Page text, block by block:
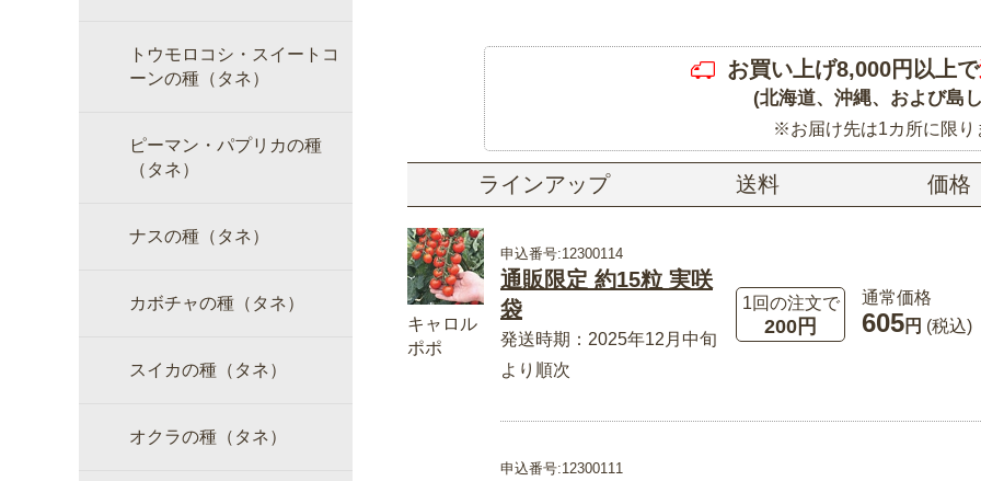
トウモロコシ・スイートコ
ーンの種（タネ）
ピーマン・パプリカの種
（タネ）
ナスの種（タネ）
カボチャの種（タネ）
スイカの種（タネ）
オクラの種（タネ）
お買い上げ8,000円以上で
(北海道、沖縄、および島
※お届け先は1カ所に限り
ラインアップ 送料 価格
キャロル
ポポ
申込番号:12300114
通販限定 約15粒 実咲
袋
発送時期：2025年12月中旬
より順次
1回の注文で
200円
通常価格
605円 (税込)
申込番号:12300111